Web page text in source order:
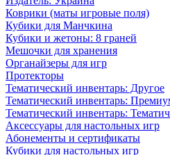
Коврики (маты игровые поля)
Кубики для Манчкина
Кубики и жетоны: 8 граней
Мешочки для хранения
Органайзеры для игр
Протекторы
Тематический инвентарь: Другое
Тематический инвентарь:
Тематический инвентарь:
Аксессуары для настольных игр
Абонементы и сертификаты
Кубики для настольных игр